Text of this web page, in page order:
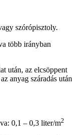
szórópisztoly.
több irányban
után, az elcsöppent
anyag száradás után
0,1 – 0,3 liter/m2